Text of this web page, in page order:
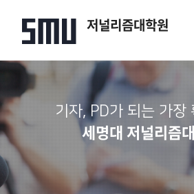
저널리즘대학원
기자, PD가 되는 가장
세명대 저널리즘